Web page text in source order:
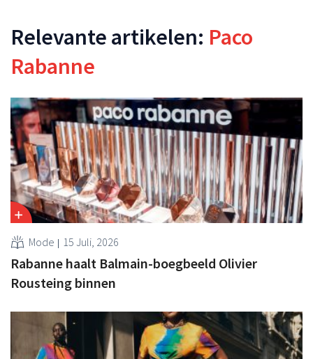
Relevante artikelen: Paco
Rabanne
Mode 15 Juli, 2026
Rabanne haalt Balmain-boegbeeld Olivier
Rousteing binnen